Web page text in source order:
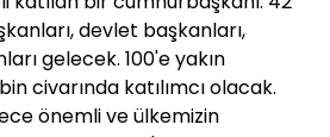
devlet başkanları,
gelecek. 100'e yakın
civarında katılımcı olacak.
önemli ve ülkemizin